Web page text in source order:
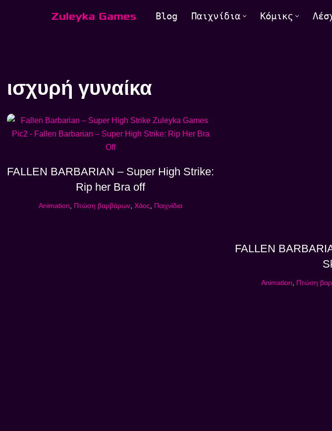
Blog Παιχνίδια Κόμικς
ισχυρή γυναίκα
FALLEN BARBARIAN – Super High Strike:
Rip her Bra off
Animation Πτώση βαρβάρων ,Χάος Παιχνίδια
FALLEN
Animation Πτώση